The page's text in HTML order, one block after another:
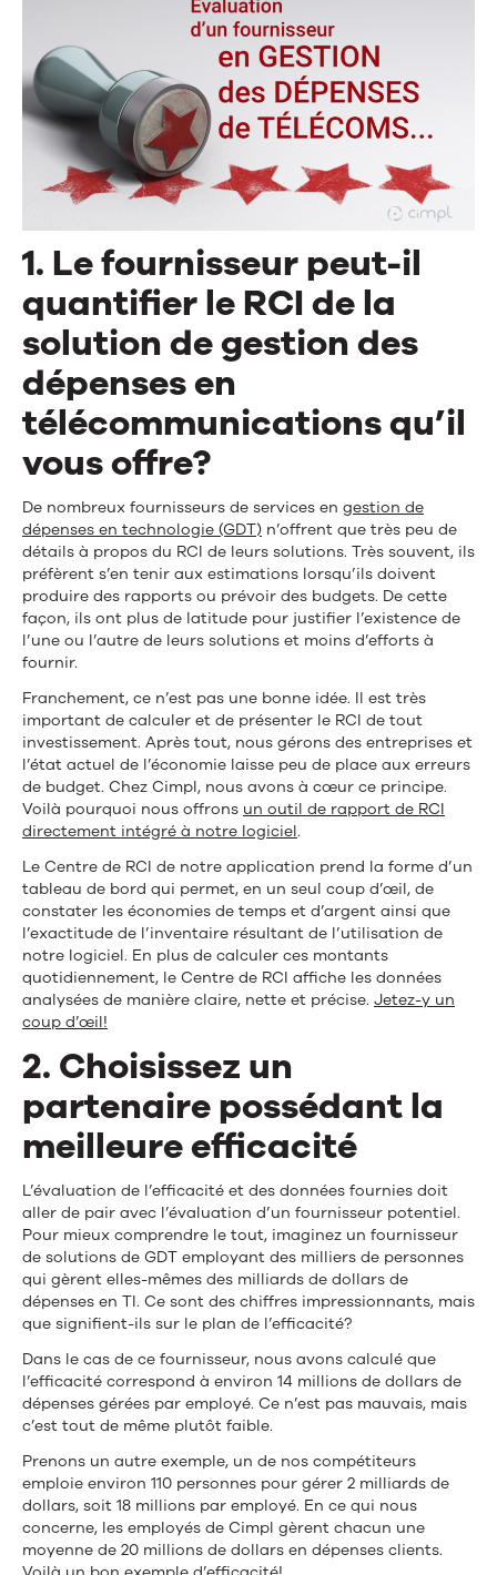
1. Le fournisseur peut-il
quantifier le RCI de la
solution de gestion des
dépenses en
télécommunications qu’il
vous offre?
De nombreux fournisseurs de services en gestion de
dépenses en technologie (GDT) n’offrent que très peu de
détails à propos du RCI de leurs solutions. Très souvent, ils
préfèrent s’en tenir aux estimations lorsqu’ils doivent
produire des rapports ou prévoir des budgets. De cette
façon, ils ont plus de latitude pour justifier l’existence de
l’une ou l’autre de leurs solutions et moins d’efforts à
fournir.
Franchement, ce n’est pas une bonne idée. Il est très
important de calculer et de présenter le RCI de tout
investissement. Après tout, nous gérons des entreprises et
l’état actuel de l’économie laisse peu de place aux erreurs
de budget. Chez Cimpl, nous avons à cœur ce principe.
Voilà pourquoi nous offrons un outil de rapport de RCI
directement intégré à notre logiciel.
Le Centre de RCI de notre application prend la forme d’un
tableau de bord qui permet, en un seul coup d’œil, de
constater les économies de temps et d’argent ainsi que
l’exactitude de l’inventaire résultant de l’utilisation de
notre logiciel. En plus de calculer ces montants
quotidiennement, le Centre de RCI affiche les données
analysées de manière claire, nette et précise. Jetez-y un
coup d’œil!
2. Choisissez un
partenaire possédant la
meilleure efficacité
L’évaluation de l’efficacité et des données fournies doit
aller de pair avec l’évaluation d’un fournisseur potentiel.
Pour mieux comprendre le tout, imaginez un fournisseur
de solutions de GDT employant des milliers de personnes
qui gèrent elles-mêmes des milliards de dollars de
dépenses en TI. Ce sont des chiffres impressionnants, mais
que signifient-ils sur le plan de l’efficacité?
Dans le cas de ce fournisseur, nous avons calculé que
l’efficacité correspond à environ 14 millions de dollars de
dépenses gérées par employé. Ce n’est pas mauvais, mais
c’est tout de même plutôt faible.
Prenons un autre exemple, un de nos compétiteurs
emploie environ 110 personnes pour gérer 2 milliards de
dollars, soit 18 millions par employé. En ce qui nous
concerne, les employés de Cimpl gèrent chacun une
moyenne de 20 millions de dollars en dépenses clients.